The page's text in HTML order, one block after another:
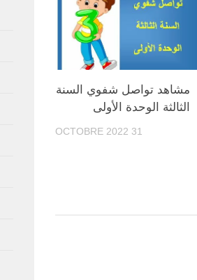
مشاهد تواصل شفوي السنة
الثالثة الوحدة الأولى
31 OCTOBRE 2022